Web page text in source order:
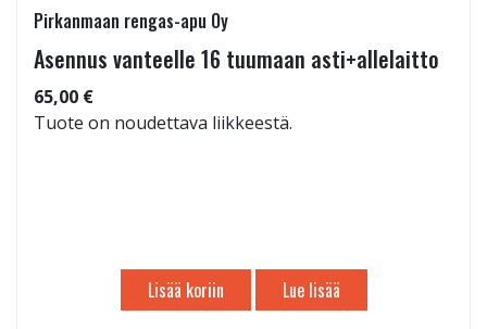
Pirkanmaan rengas-apu Oy
Asennus vanteelle 16 tuumaan asti+allelaitto
65,00 €
Tuote on noudettava liikkeestä.
Lisää koriin Lue lisää